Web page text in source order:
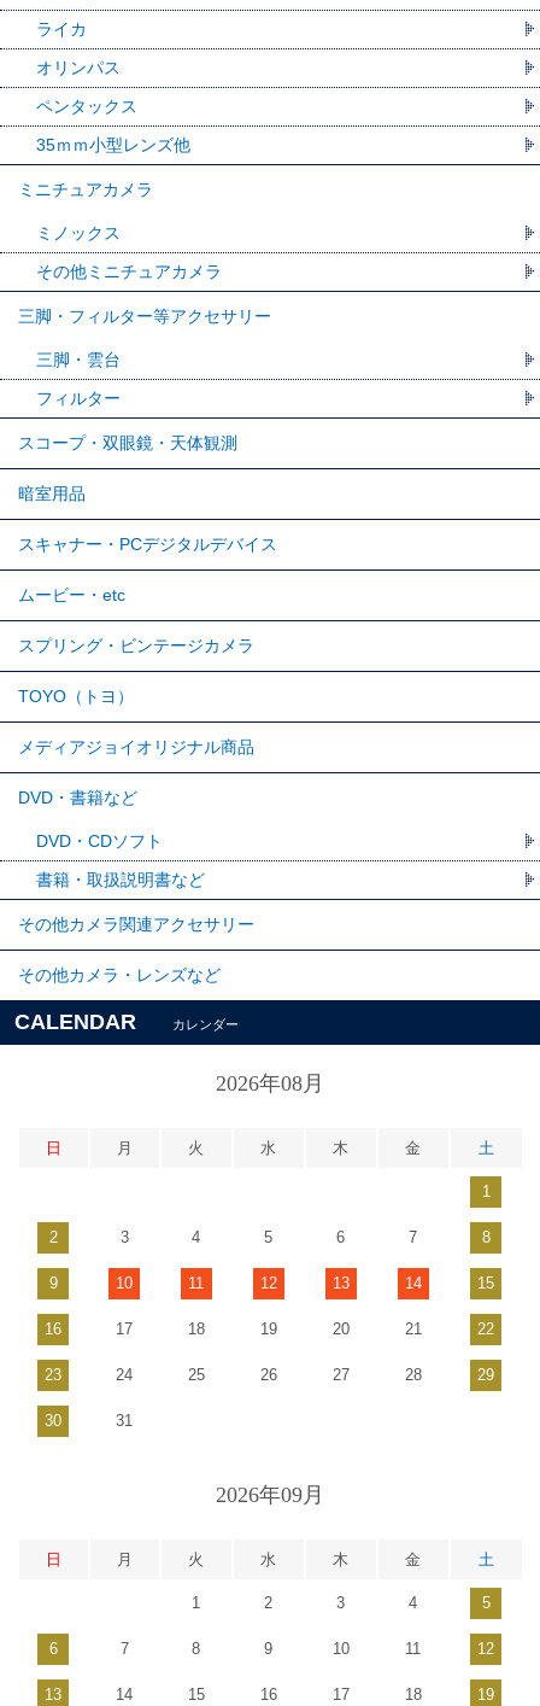
ライカ
オリンパス
ペンタックス
35ｍｍ小型レンズ他
ミニチュアカメラ
ミノックス
その他ミニチュアカメラ
三脚・フィルター等アクセサリー
三脚・雲台
フィルター
スコープ・双眼鏡・天体観測
暗室用品
スキャナー・PCデジタルデバイス
ムービー・etc
スプリング・ビンテージカメラ
TOYO（トヨ）
メディアジョイオリジナル商品
DVD・書籍など
DVD・CDソフト
書籍・取扱説明書など
その他カメラ関連アクセサリー
その他カメラ・レンズなど
CALENDAR カレンダー
2026年08月
日 月 火 水 木 金 土
1
2 3 4 5 6 7 8
9 10 11 12 13 14 15
16 17 18 19 20 21 22
23 24 25 26 27 28 29
30 31
2026年09月
日 月 火 水 木 金 土
1 2 3 4 5
6 7 8 9 10 11 12
13 14 15 16 17 18 19